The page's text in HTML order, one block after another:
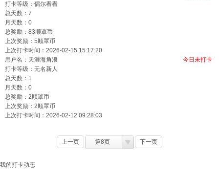
打卡等级：偶尔看看
总天数：7
月天数：0
总奖励：83顺罩币
上次奖励：5顺罩币
上次打卡时间：2026-02-15 15:17:20
用户名： 天涯海角浪
今日未打卡
打卡等级：无名新人
总天数：1
月天数：0
总奖励：2顺罩币
上次奖励：2顺罩币
上次打卡时间：2026-02-12 09:28:03
上一页 第8页 下一页
我的打卡动态